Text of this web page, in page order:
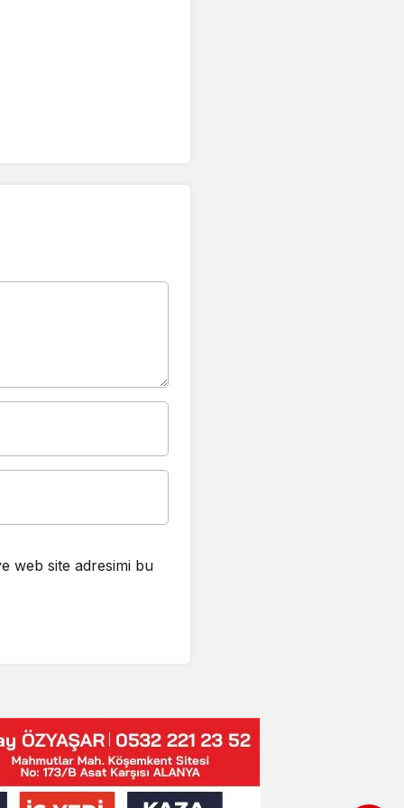
web site adresimi bu